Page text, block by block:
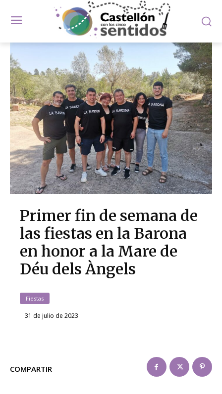
Primer fin de semana de
las fiestas en la Barona
en honor a la Mare de
Déu dels Àngels
Fiestas
31 de julio de 2023
COMPARTIR